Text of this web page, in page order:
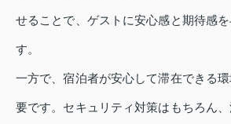
せることで、ゲストに安心感と期待感
す。
一方で、宿泊者が安心して滞在できる
要です。セキュリティ対策はもちろん